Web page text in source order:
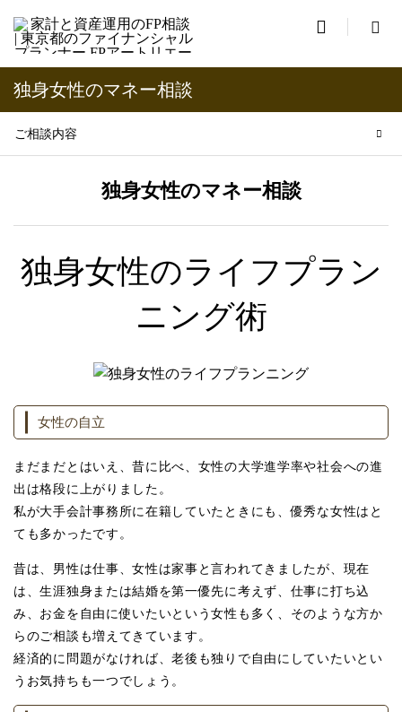

独身女性のマネー相談
ご相談内容
独身女性のマネー相談
独身女性のライフプラン
ニング術
女性の自立
まだまだとはいえ、昔に比べ、女性の大学進学率や社会への進
出は格段に上がりました。
私が大手会計事務所に在籍していたときにも、優秀な女性はと
ても多かったです。
昔は、男性は仕事、女性は家事と言われてきましたが、現在
は、生涯独身または結婚を第一優先に考えず、仕事に打ち込
み、お金を自由に使いたいという女性も多く、そのような方か
らのご相談も増えてきています。
経済的に問題がなければ、老後も独りで自由にしていたいとい
うお気持ちも一つでしょう。